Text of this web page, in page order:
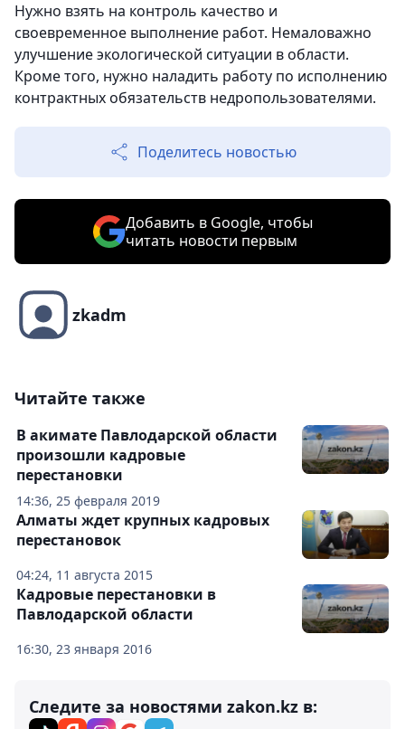
Нужно взять на контроль качество и
своевременное выполнение работ. Немаловажно
улучшение экологической ситуации в области.
Кроме того, нужно наладить работу по исполнению
контрактных обязательств недропользователями.
Поделитесь новостью
Добавить в Google, чтобы
читать новости первым
zkadm
Читайте также
14:36, 25 февраля 2019
В акимате Павлодарской области
произошли кадровые
перестановки
04:24, 11 августа 2015
Алматы ждет крупных кадровых
перестановок
16:30, 23 января 2016
Кадровые перестановки в
Павлодарской области
Следите за новостями zakon.kz в: